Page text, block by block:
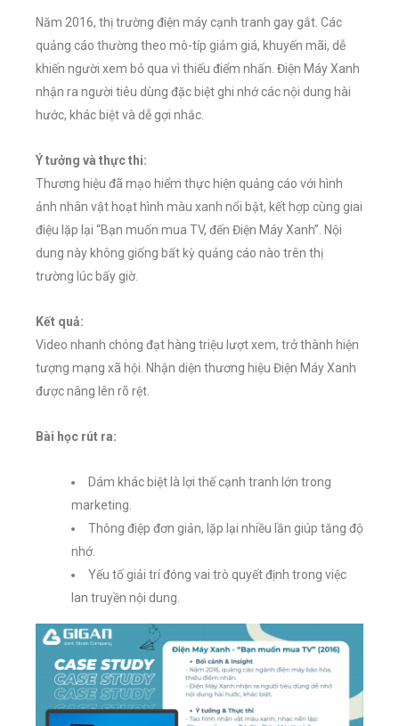
Năm 2016, thị trường điện máy cạnh tranh gay gắt. Các
quảng cáo thường theo mô-típ giảm giá, khuyến mãi, dễ
khiến người xem bỏ qua vì thiếu điểm nhấn. Điện Máy Xanh
nhận ra người tiêu dùng đặc biệt ghi nhớ các nội dung hài
hước, khác biệt và dễ gợi nhắc.
Ý tưởng và thực thi:
Thương hiệu đã mạo hiểm thực hiện quảng cáo với hình
ảnh nhân vật hoạt hình màu xanh nổi bật, kết hợp cùng giai
điệu lặp lại “Bạn muốn mua TV, đến Điện Máy Xanh”. Nội
dung này không giống bất kỳ quảng cáo nào trên thị
trường lúc bấy giờ.
Kết quả:
Video nhanh chóng đạt hàng triệu lượt xem, trở thành hiện
tượng mạng xã hội. Nhận diện thương hiệu Điện Máy Xanh
được nâng lên rõ rệt.
Bài học rút ra:
Dám khác biệt là lợi thế cạnh tranh lớn trong
marketing.
Thông điệp đơn giản, lặp lại nhiều lần giúp tăng độ
nhớ.
Yếu tố giải trí đóng vai trò quyết định trong việc
lan truyền nội dung.